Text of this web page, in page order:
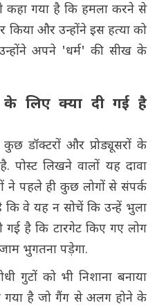
गया है कि हमला करने से
किया और उन्होंने इस हत्या को
अपने 'धर्म' की सीख के
के लिए क्या दी गई है
डॉक्टरों और प्रोड्यूसरों के
पोस्ट लिखने वालों यह दावा
ने पहले ही कुछ लोगों से संपर्क
कि वे यह न सोचें कि उन्हें भुला
है कि टारगेट किए गए लोग
भुगतना पड़ेगा.
गुटों को भी निशाना बनाया
गया है जो गैंग से अलग होने के